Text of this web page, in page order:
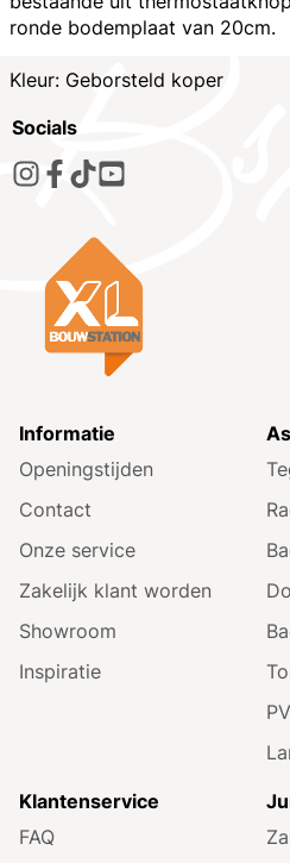
ronde bodemplaat van 20cm.
Kleur: Geborsteld koper
Socials
Informatie
Openingstijden
Contact
Onze service
Zakelijk klant worden
Showroom
Inspiratie
Klantenservice
FAQ